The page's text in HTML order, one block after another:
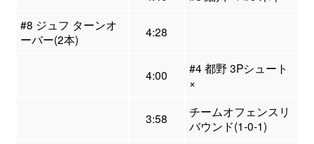
#8 ジュフ ターンオ
ーバー(2本)
4:28
4:00
#4 都野 3Pシュート
×
3:58
チームオフェンスリ
バウンド(1-0-1)